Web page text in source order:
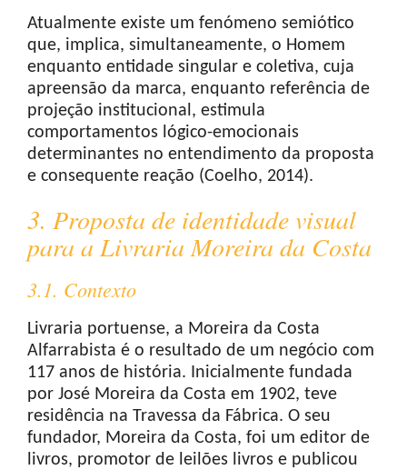
Atualmente existe um fenómeno semiótico
que, implica, simultaneamente, o Homem
enquanto entidade singular e coletiva, cuja
apreensão da marca, enquanto referência de
projeção institucional, estimula
comportamentos lógico-emocionais
determinantes no entendimento da proposta
e consequente reação (Coelho, 2014).
3. Proposta de identidade visual
para a Livraria Moreira da Costa
3.1. Contexto
Livraria portuense, a Moreira da Costa
Alfarrabista é o resultado de um negócio com
117 anos de história. Inicialmente fundada
por José Moreira da Costa em 1902, teve
residência na Travessa da Fábrica. O seu
fundador, Moreira da Costa, foi um editor de
livros, promotor de leilões livros e publicou